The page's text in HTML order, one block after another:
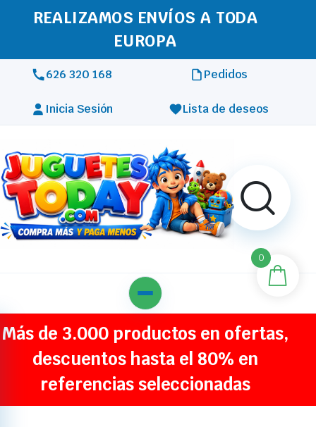
REALIZAMOS ENVÍOS A TODA
EUROPA
626 320 168 Pedidos
Inicia Sesión Lista de deseos
Más de 3.000 productos en ofertas,
descuentos hasta el 80% en
referencias seleccionadas
0